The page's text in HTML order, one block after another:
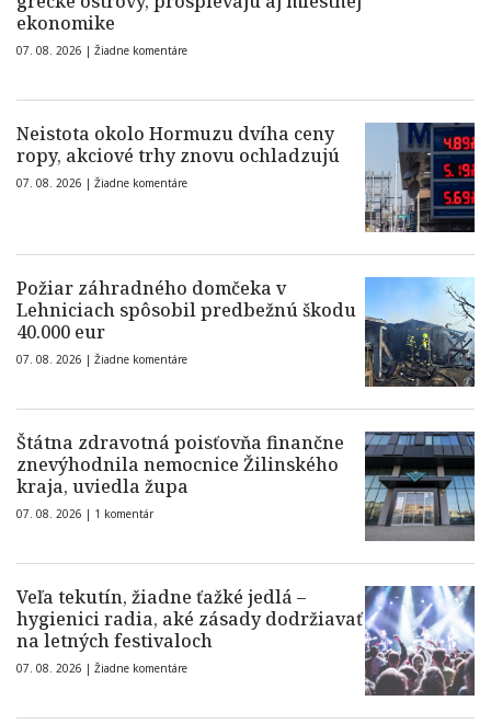
ekonomike
07. 08. 2026 | Žiadne komentáre
Neistota okolo Hormuzu dvíha ceny
ropy, akciové trhy znovu ochladzujú
07. 08. 2026 | Žiadne komentáre
Požiar záhradného domčeka v
Lehniciach spôsobil predbežnú škodu
40.000 eur
07. 08. 2026 | Žiadne komentáre
Štátna zdravotná poisťovňa finančne
znevýhodnila nemocnice Žilinského
kraja, uviedla župa
07. 08. 2026 | 1 komentár
Veľa tekutín, žiadne ťažké jedlá –
hygienici radia, aké zásady dodržiavať
na letných festivaloch
07. 08. 2026 | Žiadne komentáre